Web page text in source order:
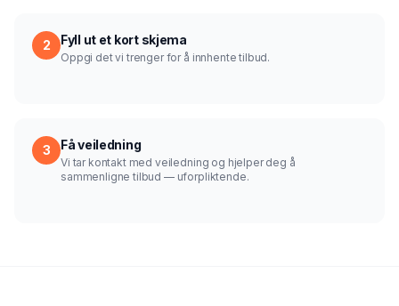
2 Fyll ut et kort skjema
Oppgi det vi trenger for å innhente tilbud.
3 Få veiledning
Vi tar kontakt med veiledning og hjelper deg å
sammenligne tilbud — uforpliktende.